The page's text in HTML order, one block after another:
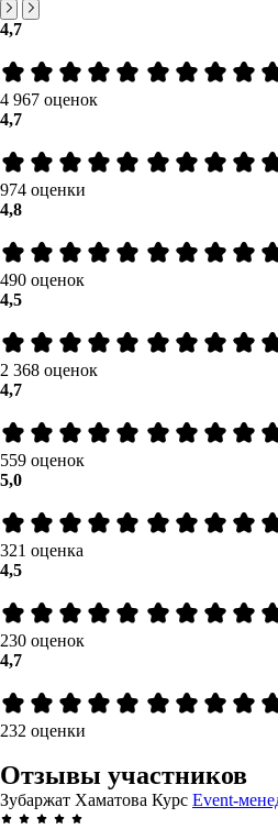
4,7
4 967 оценок
4,7
974 оценки
4,8
490 оценок
4,5
2 368 оценок
4,7
559 оценок
5,0
321 оценка
4,5
230 оценок
4,7
232 оценки
Отзывы участников
Зубаржат Хаматова Курс Event-